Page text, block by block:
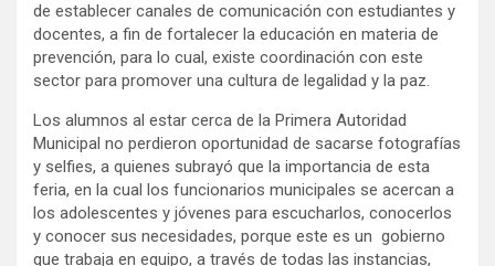
de establecer canales de comunicación con estudiantes y
docentes, a fin de fortalecer la educación en materia de
prevención, para lo cual, existe coordinación con este
sector para promover una cultura de legalidad y la paz.
Los alumnos al estar cerca de la Primera Autoridad
Municipal no perdieron oportunidad de sacarse fotografías
y selfies, a quienes subrayó que la importancia de esta
feria, en la cual los funcionarios municipales se acercan a
los adolescentes y jóvenes para escucharlos, conocerlos
y conocer sus necesidades, porque este es un gobierno
que trabaja en equipo, a través de todas las instancias,